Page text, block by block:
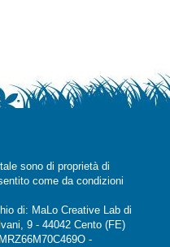
sono di proprietà di
come da condizioni
di: MaLo Creative Lab di
9 - 44042 Cento (FE)
-